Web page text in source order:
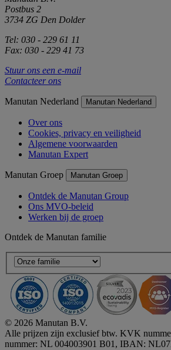
Postbus 2
3734 ZG Den Dolder
Tel: 030 - 229 61 11
Fax: 030 - 229 41 73
Stuur ons een e-mail
Contacteer ons
Manutan Nederland Manutan Nederland
Over ons
Cookies, privacy en veiligheid
Algemene voorwaarden
Manutan Expert
Manutan Groep Manutan Groep
Ontdek de Manutan Group
Ons MVO-beleid
Werken bij de groep
Ontdek de Manutan familie
© 2026 Manutan B.V.
Alle prijzen zijn exclusief btw. KVK
nummer: NL 004003901 B01, IBAN: